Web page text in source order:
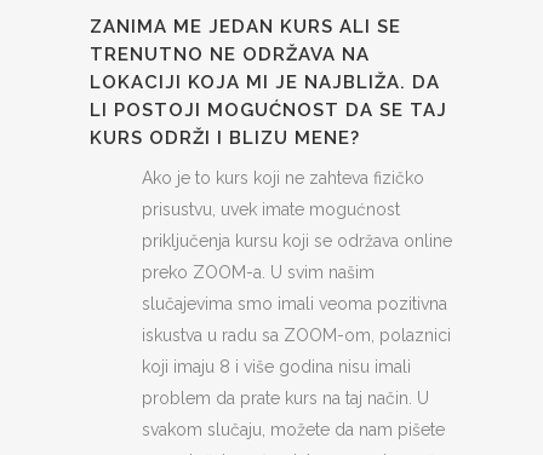
ZANIMA ME JEDAN KURS ALI SE
TRENUTNO NE ODRŽAVA NA
LOKACIJI KOJA MI JE NAJBLIŽA. DA
LI POSTOJI MOGUĆNOST DA SE TAJ
KURS ODRŽI I BLIZU MENE?
Ako je to kurs koji ne zahteva fizičko
prisustvu, uvek imate mogućnost
priključenja kursu koji se održava online
preko ZOOM-a. U svim našim
slučajevima smo imali veoma pozitivna
iskustva u radu sa ZOOM-om, polaznici
koji imaju 8 i više godina nisu imali
problem da prate kurs na taj način. U
svakom slučaju, možete da nam pišete